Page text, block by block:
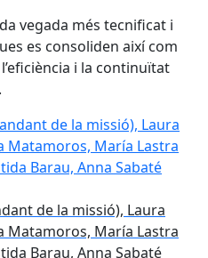
vegada més tecnificat i
es consoliden així com
i la continuïtat
de la missió), Laura
Matamoros, María Lastra
Barau, Anna Sabaté